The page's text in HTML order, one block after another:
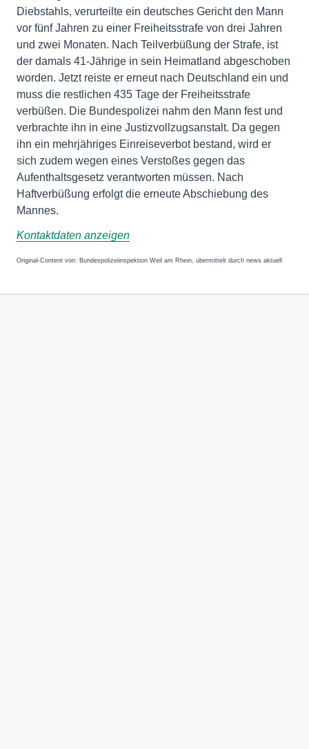
Diebstahls, verurteilte ein deutsches Gericht den Mann
vor fünf Jahren zu einer Freiheitsstrafe von drei Jahren
und zwei Monaten. Nach Teilverbüßung der Strafe, ist
der damals 41-Jährige in sein Heimatland abgeschoben
worden. Jetzt reiste er erneut nach Deutschland ein und
muss die restlichen 435 Tage der Freiheitsstrafe
verbüßen. Die Bundespolizei nahm den Mann fest und
verbrachte ihn in eine Justizvollzugsanstalt. Da gegen
ihn ein mehrjähriges Einreiseverbot bestand, wird er
sich zudem wegen eines Verstoßes gegen das
Aufenthaltsgesetz verantworten müssen. Nach
Haftverbüßung erfolgt die erneute Abschiebung des
Mannes.
Kontaktdaten anzeigen
Original-Content von: Bundespolizeiinspektion Weil am Rhein, übermittelt durch news aktuell